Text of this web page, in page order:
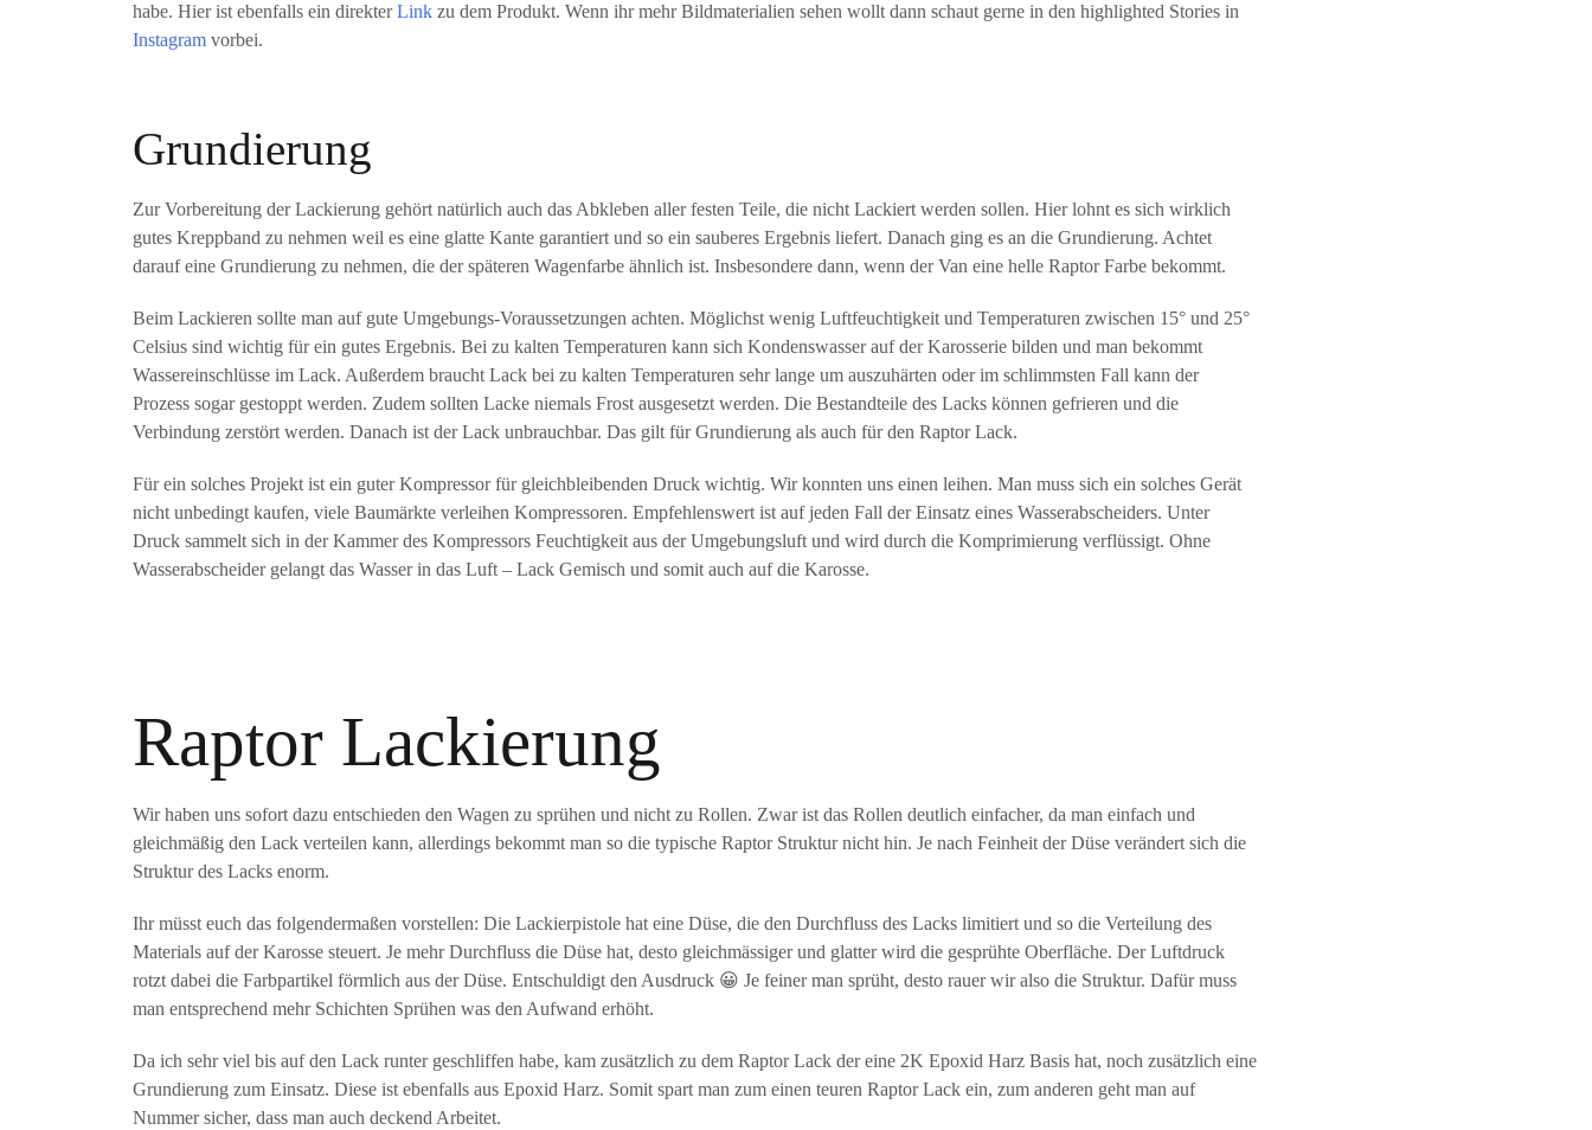
habe. Hier ist ebenfalls ein direkterLink zu dem Produkt. Wenn ihr mehr Bildmaterialien sehen wollt dann schaut gerne in den highlighted Stories in
Instagram vorbei.
Grundierung
Zur Vorbereitung der Lackierung gehört natürlich auch das Abkleben aller festen Teile, die nicht Lackiert werden sollen. Hier lohnt es sich wirklich
gutes Kreppband zu nehmen weil es eine glatte Kante garantiert und so ein sauberes Ergebnis liefert. Danach ging es an die Grundierung. Achtet
darauf eine Grundierung zu nehmen, die der späteren Wagenfarbe ähnlich ist. Insbesondere dann, wenn der Van eine helle Raptor Farbe bekommt.
Beim Lackieren sollte man auf gute Umgebungs-Voraussetzungen achten. Möglichst wenig Luftfeuchtigkeit und Temperaturen zwischen 15° und 25°
Celsius sind wichtig für ein gutes Ergebnis. Bei zu kalten Temperaturen kann sich Kondenswasser auf der Karosserie bilden und man bekommt
Wassereinschlüsse im Lack. Außerdem braucht Lack bei zu kalten Temperaturen sehr lange um auszuhärten oder im schlimmsten Fall kann der
Prozess sogar gestoppt werden. Zudem sollten Lacke niemals Frost ausgesetzt werden. Die Bestandteile des Lacks können gefrieren und die
Verbindung zerstört werden. Danach ist der Lack unbrauchbar. Das gilt für Grundierung als auch für den Raptor Lack.
Für ein solches Projekt ist ein guter Kompressor für gleichbleibenden Druck wichtig. Wir konnten uns einen leihen. Man muss sich ein solches Gerät
nicht unbedingt kaufen, viele Baumärkte verleihen Kompressoren. Empfehlenswert ist auf jeden Fall der Einsatz eines Wasserabscheiders. Unter
Druck sammelt sich in der Kammer des Kompressors Feuchtigkeit aus der Umgebungsluft und wird durch die Komprimierung verflüssigt. Ohne
Wasserabscheider gelangt das Wasser in das Luft – Lack Gemisch und somit auch auf die Karosse.
Raptor Lackierung
Wir haben uns sofort dazu entschieden den Wagen zu sprühen und nicht zu Rollen. Zwar ist das Rollen deutlich einfacher, da man einfach und
gleichmäßig den Lack verteilen kann, allerdings bekommt man so die typische Raptor Struktur nicht hin. Je nach Feinheit der Düse verändert sich die
Struktur des Lacks enorm.
Ihr müsst euch das folgendermaßen vorstellen: Die Lackierpistole hat eine Düse, die den Durchfluss des Lacks limitiert und so die Verteilung des
Materials auf der Karosse steuert. Je mehr Durchfluss die Düse hat, desto gleichmässiger und glatter wird die gesprühte Oberfläche. Der Luftdruck
rotzt dabei die Farbpartikel förmlich aus der Düse. Entschuldigt den Ausdruck 😀 Je feiner man sprüht, desto rauer wir also die Struktur. Dafür muss
man entsprechend mehr Schichten Sprühen was den Aufwand erhöht.
Da ich sehr viel bis auf den Lack runter geschliffen habe, kam zusätzlich zu dem Raptor Lack der eine 2K Epoxid Harz Basis hat, noch zusätzlich eine
Grundierung zum Einsatz. Diese ist ebenfalls aus Epoxid Harz. Somit spart man zum einen teuren Raptor Lack ein, zum anderen geht man auf
Nummer sicher, dass man auch deckend Arbeitet.